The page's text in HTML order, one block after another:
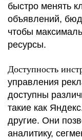
быстро менять
объявлений,
чтобы
ресурсы.
Доступность
управления
доступны
такие как
другие. Они
аналитику,